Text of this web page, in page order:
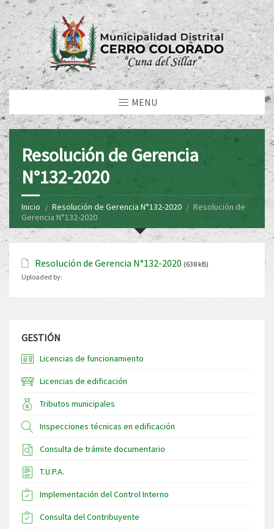
MENU
Resolución de Gerencia
N°132-2020
Inicio Resolución de Gerencia N°132-2020
Resolución de
Gerencia N°132-2020
Resolución de Gerencia N°132-2020 (638 kB)
Uploaded by:
GESTIÓN
Licencias de funcionamiento
Licencias de edificación
Tributos municipales
Inspecciones técnicas en edificación
Consulta de trámite documentario
T.U.P.A.
Implementación del Control Interno
Consulta del Contribuyente